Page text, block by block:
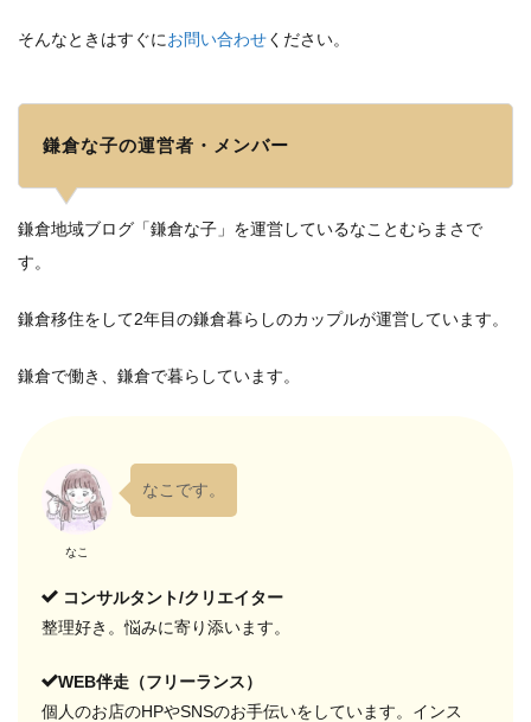
そんなときはすぐにお問い合わせください。
鎌倉な子の運営者・メンバー
鎌倉地域ブログ「鎌倉な子」を運営しているなことむらまさで
す。
鎌倉移住をして2年目の鎌倉暮らしのカップルが運営しています。
鎌倉で働き、鎌倉で暮らしています。
なこ
なこです。
コンサルタント/クリエイター
整理好き。悩みに寄り添います。
WEB伴走（フリーランス）
個人のお店のHPやSNSのお手伝いをしています。インス